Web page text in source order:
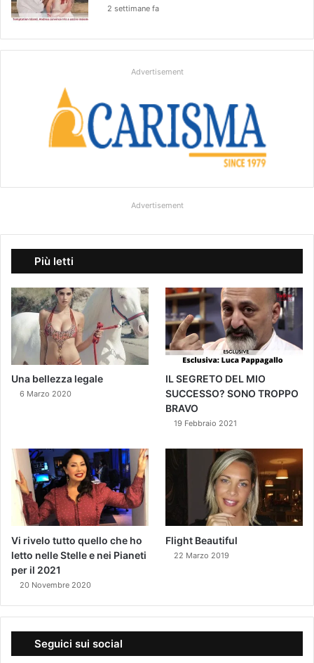
2 settimane fa
Advertisement
Advertisement
Più letti
Una bellezza legale
6 Marzo 2020
IL SEGRETO DEL MIO
SUCCESSO? SONO TROPPO
BRAVO
19 Febbraio 2021
Vi rivelo tutto quello che ho
letto nelle Stelle e nei Pianeti
per il 2021
20 Novembre 2020
Flight Beautiful
22 Marzo 2019
Seguici sui social